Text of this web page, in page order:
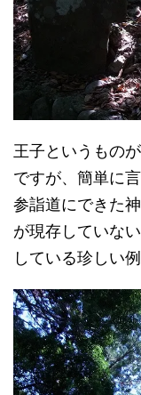
王子というもの
ですが、簡単に
参詣道にできた
が現存していな
している珍しい